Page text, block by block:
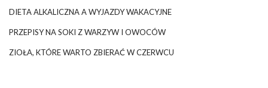
DIETA ALKALICZNA A WYJAZDY WAKACYJNE
PRZEPISY NA SOKI Z WARZYW I OWOCÓW
ZIOŁA, KTÓRE WARTO ZBIERAĆ W CZERWCU